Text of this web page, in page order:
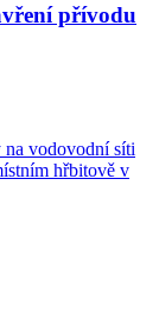
přívodu
na vodovodní síti
hřbitově v